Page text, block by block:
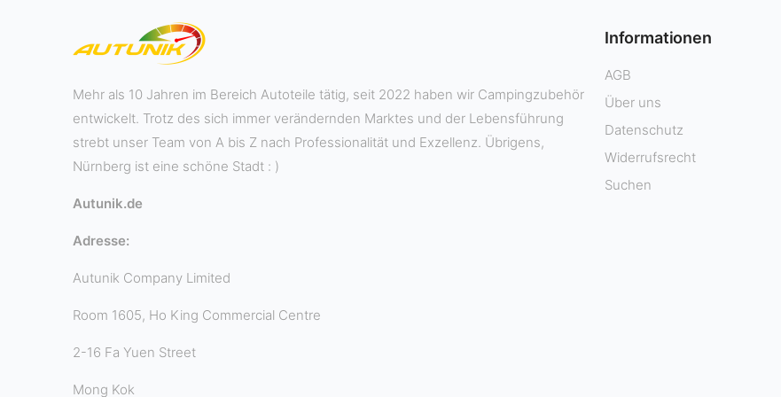
Mehr als 10 Jahren im Bereich Autoteile tätig, seit 2022 haben wir Campingzubehör
entwickelt. Trotz des sich immer verändernden Marktes und der Lebensführung
strebt unser Team von A bis Z nach Professionalität und Exzellenz. Übrigens,
Nürnberg ist eine schöne Stadt : )
Autunik.de
Adresse:
Autunik Company Limited
Room 1605, Ho King Commercial Centre
2-16 Fa Yuen Street
Mong Kok
Informationen
AGB
Über uns
Datenschutz
Widerrufsrecht
Suchen